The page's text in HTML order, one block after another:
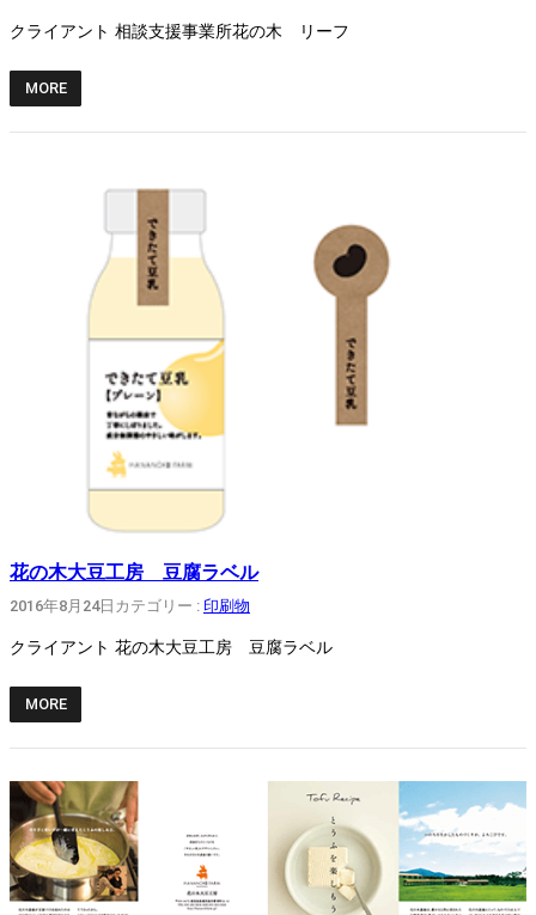
クライアント 相談支援事業所花の木 リーフ
MORE
花の木大豆工房 豆腐ラベル
2016年8月24日 カテゴリー : 印刷物
クライアント 花の木大豆工房 豆腐ラベル
MORE